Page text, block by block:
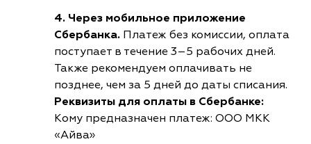
4. Через мобильное приложение
Сбербанка. Платеж без комиссии, оплата
поступает в течение 3–5 рабочих дней.
Также рекомендуем оплачивать не
позднее, чем за 5 дней до даты списания.
Реквизиты для оплаты в Сбербанке:
Кому предназначен платеж: ООО МКК
«Айва»